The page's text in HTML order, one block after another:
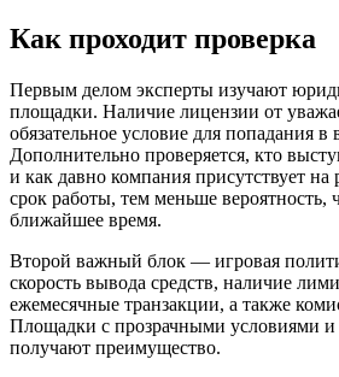
Как проходит проверка
Первым делом эксперты изучают
площадки. Наличие лицензии от
обязательное условие для попадания в
Дополнительно проверяется, кто
и как давно компания присутствует
срок работы, тем меньше вероятность,
ближайшее время.
Второй важный блок — игровая
скорость вывода средств, наличие
ежемесячные транзакции, а также
Площадки с прозрачными условиями
получают преимущество.